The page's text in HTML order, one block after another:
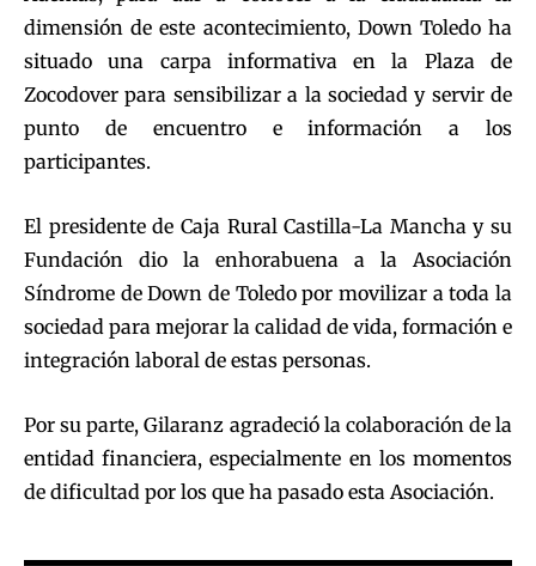
dimensión de este acontecimiento, Down Toledo ha
situado una carpa informativa en la Plaza de
Zocodover para sensibilizar a la sociedad y servir de
punto de encuentro e información a los
participantes.
El presidente de Caja Rural Castilla-La Mancha y su
Fundación dio la enhorabuena a la Asociación
Síndrome de Down de Toledo por movilizar a toda la
sociedad para mejorar la calidad de vida, formación e
integración laboral de estas personas.
Por su parte, Gilaranz agradeció la colaboración de la
entidad financiera, especialmente en los momentos
de dificultad por los que ha pasado esta Asociación.